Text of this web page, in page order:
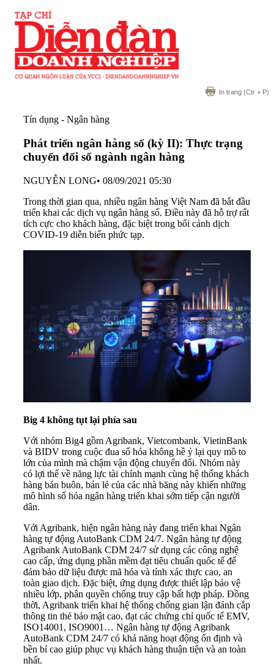
In trang (Ctr + P)
Tín dụng - Ngân hàng
Phát triển ngân hàng số (kỳ II): Thực trạng
chuyển đổi số ngành ngân hàng
NGUYỄN LONG• 08/09/2021 05:30
Trong thời gian qua, nhiều ngân hàng Việt Nam đã bắt đầu
triển khai các dịch vụ ngân hàng số. Điều này đã hỗ trợ rất
tích cực cho khách hàng, đặc biệt trong bối cảnh dịch
COVID-19 diễn biến phức tạp.
Big 4 không tụt lại phía sau
Với nhóm Big4 gồm Agribank, Vietcombank, VietinBank
và BIDV trong cuộc đua số hóa không hề ỷ lại quy mô to
lớn của mình mà chậm vận động chuyển đổi. Nhóm này
có lợi thế về năng lực tài chính mạnh cùng hệ thống khách
hàng bán buôn, bán lẻ của các nhà băng này khiến những
mô hình số hóa ngân hàng triển khai sớm tiếp cận người
dân.
Với Agribank, hiện ngân hàng này đang triển khai Ngân
hàng tự động AutoBank CDM 24/7. Ngân hàng tự động
Agribank AutoBank CDM 24/7 sử dụng các công nghệ
cao cấp, ứng dụng phần mềm đạt tiêu chuẩn quốc tế để
đảm bảo dữ liệu được mã hóa và tính xác thực cao, an
toàn giao dịch. Đặc biệt, ứng dụng được thiết lập bảo vệ
nhiều lớp, phân quyền chống truy cập bất hợp pháp. Đồng
thời, Agribank triển khai hệ thống chống gian lận đánh cắp
thông tin thẻ bảo mật cao, đạt các chứng chỉ quốc tế EMV,
ISO14001, ISO9001… Ngân hàng tự động Agribank
AutoBank CDM 24/7 có khả năng hoạt động ổn định và
bền bỉ cao giúp phục vụ khách hàng thuận tiện và an toàn
nhất.